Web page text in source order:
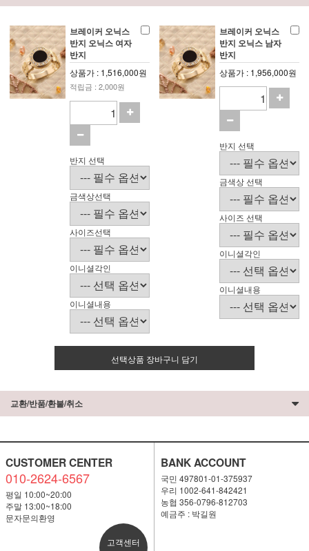
브레이커 오닉스
반지 오닉스 여자
반지
상품가 : 1,516,000원
적립금 : 2,000원
반지 선택
금색상선택
사이즈선택
이니셜각인
이니셜내용
브레이커 오닉스
반지 오닉스 남자
반지
상품가 : 1,956,000원
반지 선택
금색상 선택
사이즈 선택
이니셜각인
이니셜내용
선택상품 장바구니 담기
교환/반품/환불/취소
CUSTOMER CENTER
010-2624-6567
평일 10:00~20:00
주말 13:00~18:00
문자문의환영
고객센터
BANK ACCOUNT
국민 497801-01-375937
우리 1002-641-842421
농협 356-0796-812703
예금주 : 박길원